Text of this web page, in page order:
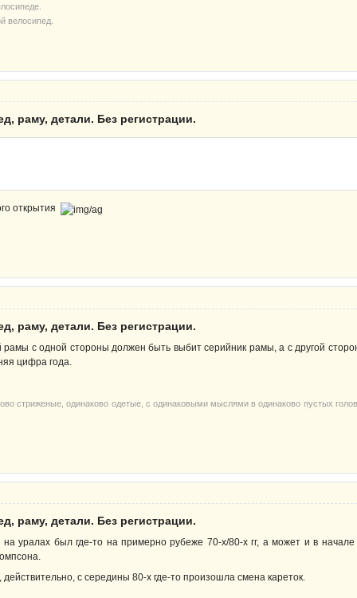
велосипед.
раму, детали. Без регистрации.
открытия
раму, детали. Без регистрации.
рамы с одной стороны должен быть выбит серийник рамы, а с другой
цифра года.
стриженые, одинаково одетые, с одинаковыми мыслями в одинаково пустых
раму, детали. Без регистрации.
на уралах был где-то на примерно рубеже 70-х/80-х гг, а может и в начале
с середины 80-х где-то произошла смена кареток.